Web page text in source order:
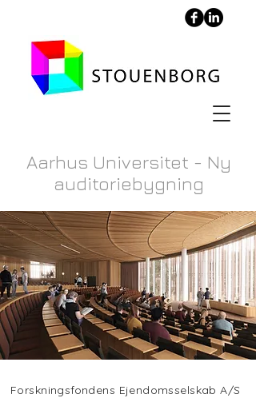
Aarhus Universitet - Ny
auditoriebygning
Forskningsfondens Ejendomsselskab A/S